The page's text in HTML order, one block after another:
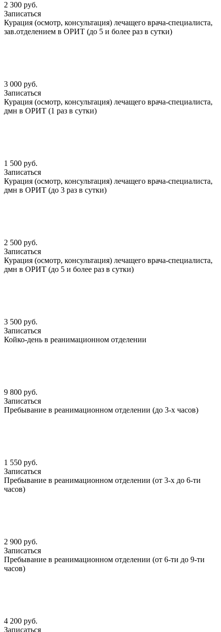
2 300 руб.
Записаться
Курация (осмотр, консультация) лечащего врача-специалиста,
зав.отделением в ОРИТ (до 5 и более раз в сутки)
3 000 руб.
Записаться
Курация (осмотр, консультация) лечащего врача-специалиста,
дмн в ОРИТ (1 раз в сутки)
1 500 руб.
Записаться
Курация (осмотр, консультация) лечащего врача-специалиста,
дмн в ОРИТ (до 3 раз в сутки)
2 500 руб.
Записаться
Курация (осмотр, консультация) лечащего врача-специалиста,
дмн в ОРИТ (до 5 и более раз в сутки)
3 500 руб.
Записаться
Койко-день в реанимационном отделении
9 800 руб.
Записаться
Пребывание в реанимационном отделении (до 3-х часов)
1 550 руб.
Записаться
Пребывание в реанимационном отделении (от 3-х до 6-ти
часов)
2 900 руб.
Записаться
Пребывание в реанимационном отделении (от 6-ти до 9-ти
часов)
4 200 руб.
Записаться